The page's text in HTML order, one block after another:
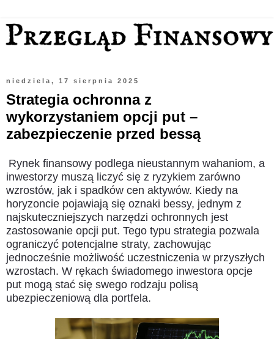
niedziela, 17 sierpnia 2025
Strategia ochronna z
wykorzystaniem opcji put –
zabezpieczenie przed bessą
Rynek finansowy podlega nieustannym wahaniom, a
inwestorzy muszą liczyć się z ryzykiem zarówno
wzrostów, jak i spadków cen aktywów. Kiedy na
horyzoncie pojawiają się oznaki bessy, jednym z
najskuteczniejszych narzędzi ochronnych jest
zastosowanie opcji put. Tego typu strategia pozwala
ograniczyć potencjalne straty, zachowując
jednocześnie możliwość uczestniczenia w przyszłych
wzrostach. W rękach świadomego inwestora opcje
put mogą stać się swego rodzaju polisą
ubezpieczeniową dla portfela.